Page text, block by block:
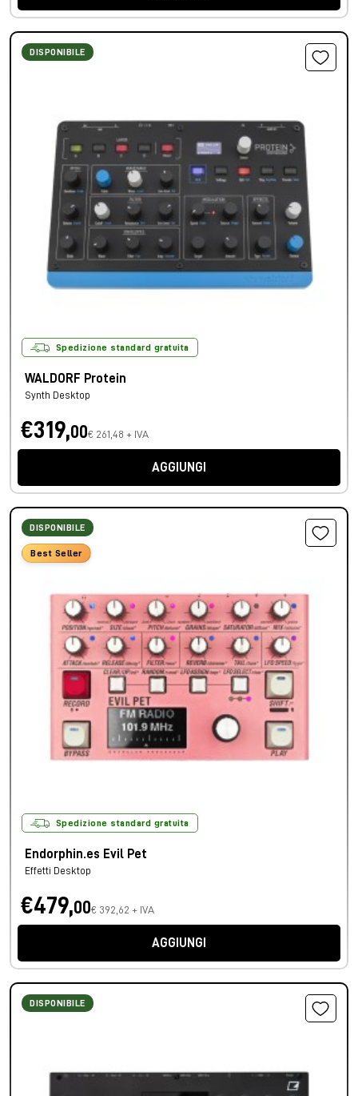
DISPONIBILE
Spedizione standard gratuita
WALDORF Protein
Synth Desktop
€319,00€ 261,48 + IVA
AGGIUNGI
DISPONIBILE
Best Seller
Spedizione standard gratuita
Endorphin.es Evil Pet
Effetti Desktop
€479,00€ 392,62 + IVA
AGGIUNGI
DISPONIBILE